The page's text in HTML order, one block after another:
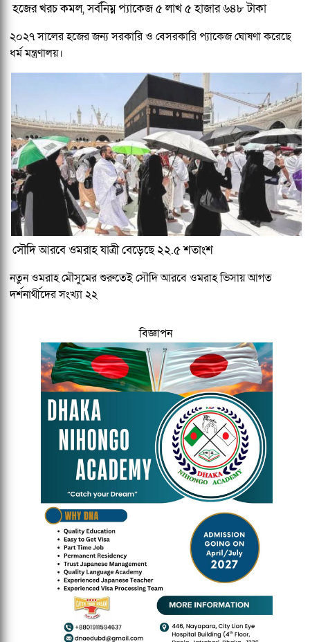
হজের খরচ কমল, সর্বনিম্ন প্যাকেজ ৫ লাখ ৫ হাজার ৬৪৮ টাকা
২০২৭ সালের হজের জন্য সরকারি ও বেসরকারি প্যাকেজ ঘোষণা করেছে
ধর্ম মন্ত্রণালয়।
সৌদি আরবে ওমরাহ যাত্রী বেড়েছে ২২.৫ শতাংশ
নতুন ওমরাহ মৌসুমের শুরুতেই সৌদি আরবে ওমরাহ ভিসায় আগত
দর্শনার্থীদের সংখ্যা ২২
বিজ্ঞাপন